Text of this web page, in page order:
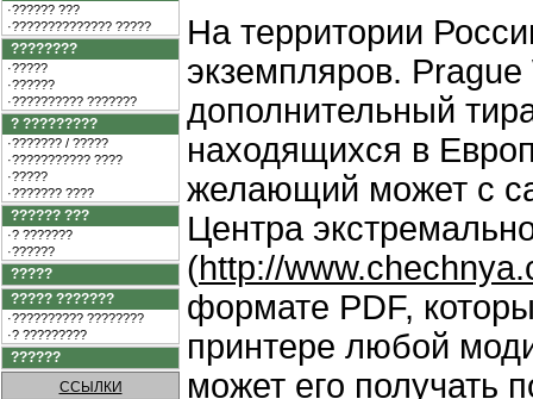
·?????? ???
·?????????????? ?????
????????
·?????
·??????
·?????????? ???????
? ?????????
·??????? / ?????
·??????????? ????
·?????
·??????? ????
?????? ???
·? ???????
·??????
?????
????? ???????
·?????????? ????????
·? ?????????
??????
ССЫЛКИ
На территории
экземпляров.
дополнительный
находящихся в
желающий может с
Центра
(http://
формате PDF,
принтере любой
может его получать